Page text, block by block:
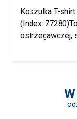
Koszulka T-
(Index:
ostrzegawczej,